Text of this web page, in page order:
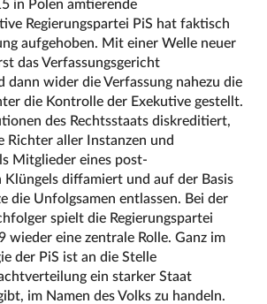
in Polen amtierende
Regierungspartei PiS hat faktisch
aufgehoben. Mit einer Welle neuer
das Verfassungsgericht
dann wider die Verfassung nahezu die
die Kontrolle der Exekutive gestellt.
des Rechtsstaats diskreditiert,
Richter aller Instanzen und
Mitglieder eines post-
Klüngels diffamiert und auf der Basis
die Unfolgsamen entlassen. Bei der
spielt die Regierungspartei
wieder eine zentrale Rolle. Ganz im
der PiS ist an die Stelle
ein starker Staat
im Namen des Volks zu handeln.